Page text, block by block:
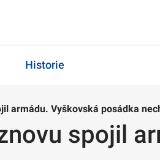
Historie
armádu. Vyškovská posádka
spojil